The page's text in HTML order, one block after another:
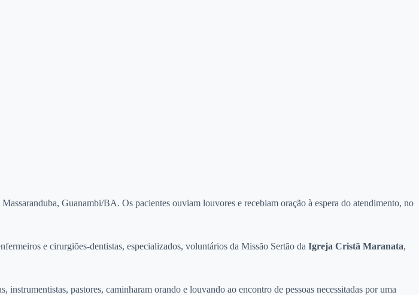
Guanambi/BA. Os pacientes ouviam louvores e recebiam oração à espera do atendimento, no
e cirurgiões-dentistas, especializados, voluntários da Missão Sertão da Igreja Cristã Maranata,
pastores, caminharam orando e louvando ao encontro de pessoas necessitadas por uma